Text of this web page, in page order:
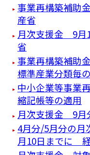
事業再構築補
産省
月次支援金 9月
省
事業再構築補助
標準産業分類毎
中小企業等事業
縮記帳等の適用
月次支援金 9
4月分/5月分の
月10日までに